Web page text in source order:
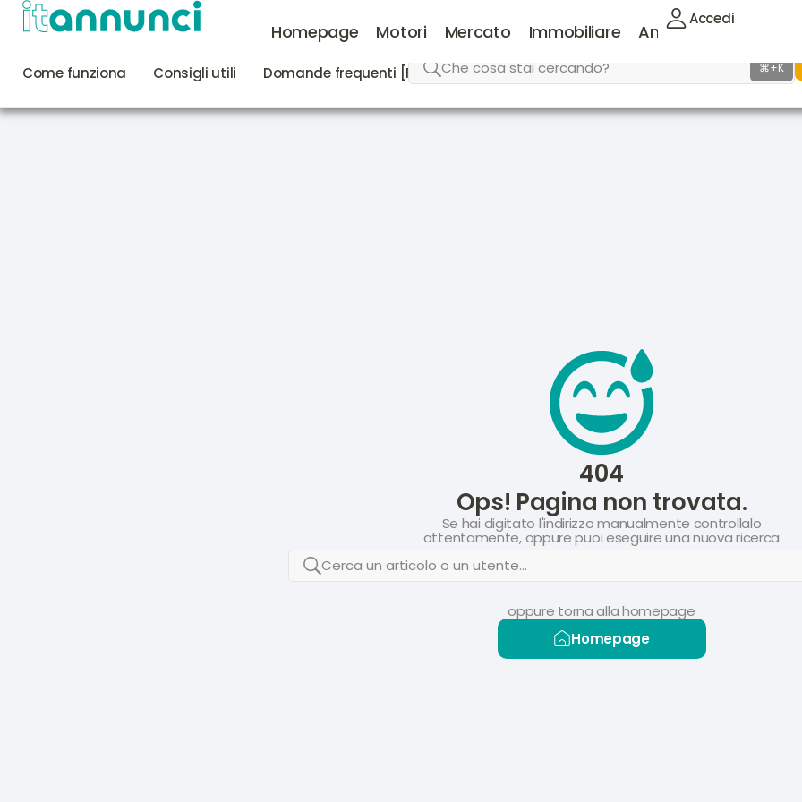
Homepage Motori Mercato Immobiliare Animali
Accedi
Come funziona Consigli utili Domande frequenti [FAQ] Supporto
Che cosa stai cercando? ⌘+K
404
Ops! Pagina non trovata.
Se hai digitato l'indirizzo manualmente controllalo
attentamente, oppure puoi eseguire una nuova ricerca
Cerca un articolo o un utente...
oppure torna alla homepage
Homepage